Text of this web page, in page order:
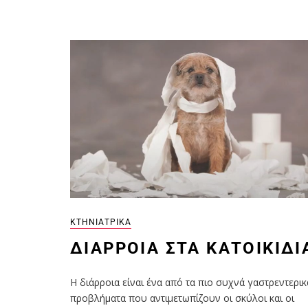
ΚΤΗΝΙΑΤΡΙΚΆ
ΔΙΆΡΡΟΙΑ ΣΤΑ
Η διάρροια είναι ένα από τα πιο συχνά
προβλήματα που αντιμετωπίζουν οι σκύλοι και οι